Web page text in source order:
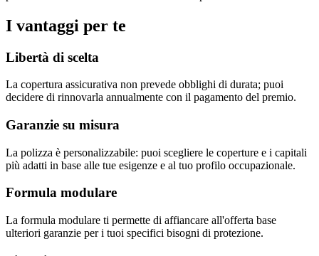
I vantaggi per te
Libertà di scelta
La copertura assicurativa non prevede obblighi di durata; puoi
decidere di rinnovarla annualmente con il pagamento del premio.
Garanzie su misura
La polizza è personalizzabile: puoi scegliere le coperture e i capitali
più adatti in base alle tue esigenze e al tuo profilo occupazionale.
Formula modulare
La formula modulare ti permette di affiancare all'offerta base
ulteriori garanzie per i tuoi specifici bisogni di protezione.